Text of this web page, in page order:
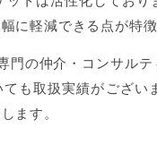
に軽減できる点が特徴
門の仲介・コンサル
も取扱実績がござ
ます。